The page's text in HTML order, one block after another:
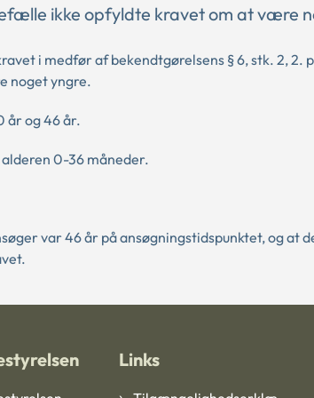
ikke opfyldte kravet om at være
i medfør af bekendtgørelsens § 6, stk. 2, 2.
noget yngre.
år og 46 år.
0-36 måneder.
var 46 år på ansøgningstidspunktet, og at
Links